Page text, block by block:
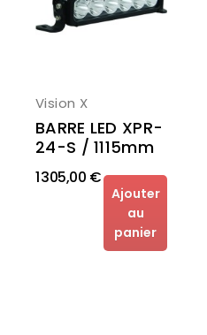
Vision X
BARRE LED XPR-
24-S / 1115mm
1 305,00 €
Ajouter
au
panier